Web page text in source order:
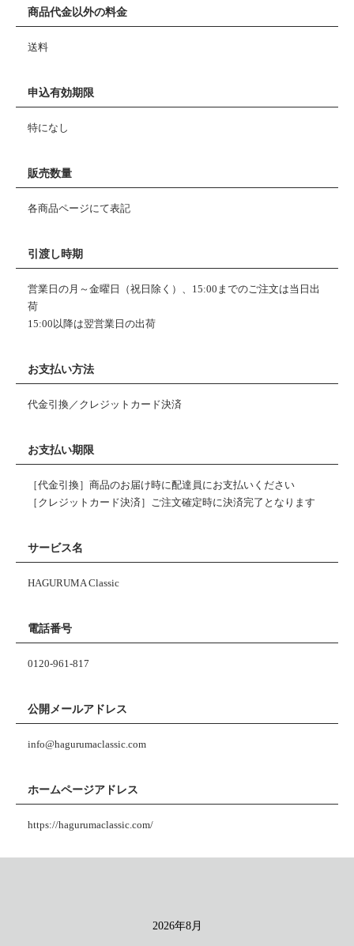
商品代金以外の料金
送料
申込有効期限
特になし
販売数量
各商品ページにて表記
引渡し時期
営業日の月～金曜日（祝日除く）、15:00までのご注文は当日出
荷
15:00以降は翌営業日の出荷
お支払い方法
代金引換／クレジットカード決済
お支払い期限
［代金引換］商品のお届け時に配達員にお支払いください
［クレジットカード決済］ご注文確定時に決済完了となります
サービス名
HAGURUMA Classic
電話番号
0120-961-817
公開メールアドレス
info@hagurumaclassic.com
ホームページアドレス
https://hagurumaclassic.com/
2026年8月